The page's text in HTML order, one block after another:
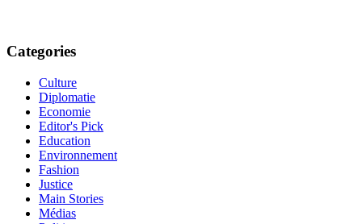
Categories
Culture
Diplomatie
Economie
Editor's Pick
Education
Environnement
Fashion
Justice
Main Stories
Médias